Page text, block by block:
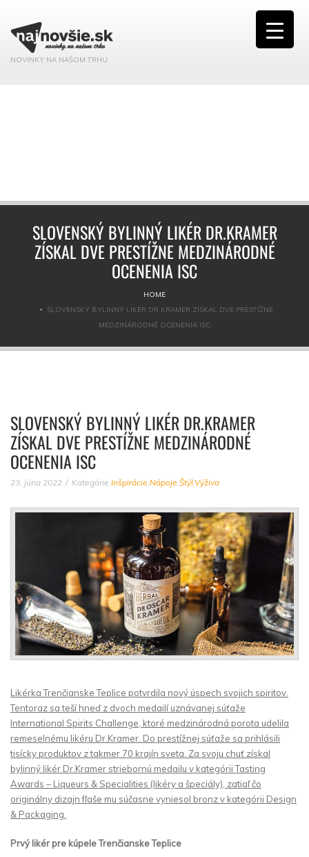
NOVINKY NA NAŠOM TRHU
SLOVENSKÝ BYLINNÝ LIKÉR DR.KRAMER
ZÍSKAL DVE PRESTÍŽNE MEDZINÁRODNÉ
OCENENIA ISC
HOME
SLOVENSKÝ BYLINNÝ LIKÉR DR.KRAMER ZÍSKAL DVE PRESTÍŽNE
MEDZINÁRODNÉ OCENENIA ISC
SLOVENSKÝ BYLINNÝ LIKÉR DR.KRAMER
ZÍSKAL DVE PRESTÍŽNE MEDZINÁRODNÉ
OCENENIA ISC
23. júna 2022 Kategórie Inšpirácie,Nápoje,Štýl,Výživa
Likérka Trenčianske Teplice potvrdila nový úspech svojich spiritov.
Tentoraz sa teší hneď z dvoch medailí uznávanej súťaže
International Spirits Challenge, ktoré medzinárodná porota udelila
remeselnému likéru Dr.Kramer. Do prestížnej súťaže sa prihlásili
tisícky produktov z takmer 70 krajín sveta. Za svoju chuť získal
bylinný likér Dr.Kramer striebornú medailu v kategórii Tasting
Awards – Liqueurs & Specialities (likéry a špeciály), zatiaľ čo
originálny dizajn fľaše mu súčasne vyniesol bronz v kategórii Design
& Packaging.
Prvý likér pre kúpele Trenčianske Teplice